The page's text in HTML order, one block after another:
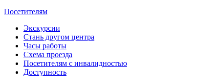
Посетителям
Экскурсии
Стань другом центра
Часы работы
Схема проезда
Посетителям с инвалидностью
Доступность